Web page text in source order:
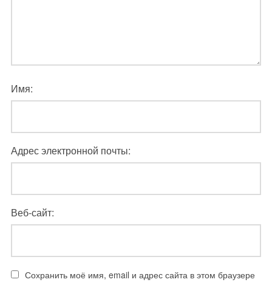
Имя:
Адрес электронной почты:
Веб-сайт:
Сохранить моё имя, email и адрес сайта в этом браузере